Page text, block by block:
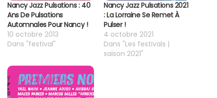
Nancy Jazz Pulsations : 40
Ans De Pulsations
Automnales Pour Nancy !
10 octobre 2013
Dans "festival"
Nancy Jazz Pulsations 2021
: La Lorraine Se Remet À
Pulser !
4 octobre 2021
Dans "Les festivals |
saison 2021"